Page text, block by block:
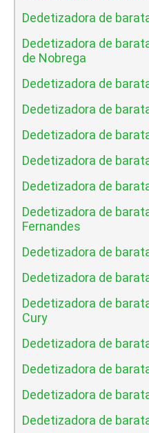
Dedetizadora de
Dedetizadora de
de Nobrega
Dedetizadora de
Dedetizadora de
Dedetizadora de
Dedetizadora de
Dedetizadora de
Dedetizadora de
Fernandes
Dedetizadora de
Dedetizadora de
Dedetizadora de
Cury
Dedetizadora de
Dedetizadora de
Dedetizadora de
Dedetizadora de